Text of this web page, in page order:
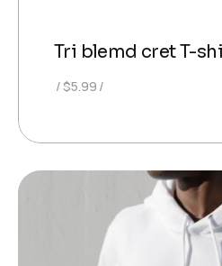
Tri blemd cret T-
$5.99